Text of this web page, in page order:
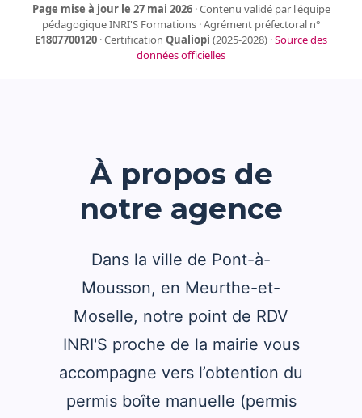
Page mise à jour le 27 mai 2026· Contenu validé par l'équipe
pédagogique INRI'S Formations · Agrément préfectoral n°
E1807700120 · Certification Qualiopi (2025-2028) ·Source des
données officielles
À propos de
notre agence
Dans la ville de Pont-à-
Mousson, en Meurthe-et-
Moselle, notre point de RDV
INRI'S proche de la mairie vous
accompagne vers l’obtention du
permis boîte manuelle (permis